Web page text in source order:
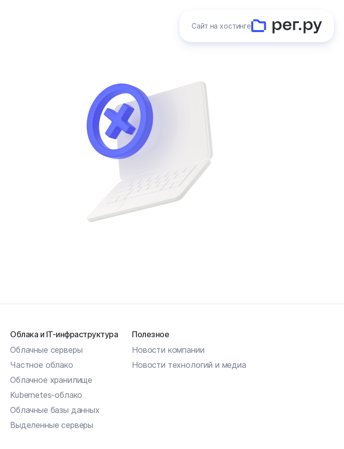
Сайт на хостинге
Облака и IT-инфраструктура
Облачные серверы
Частное облако
Облачное хранилище
Kubernetes-облако
Облачные базы данных
Выделенные серверы
Полезное
Новости компании
Новости технологий и медиа